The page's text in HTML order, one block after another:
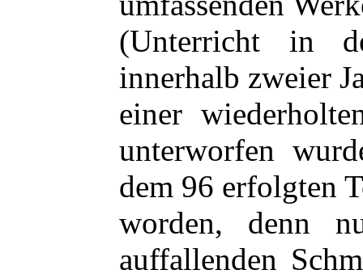
(Unterricht in
innerhalb zweier
einer
unterworfen
dem 96 erfolgten
worden, denn
auffallenden